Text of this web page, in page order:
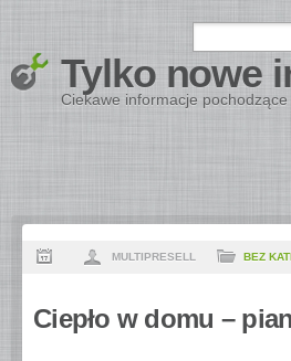
Tylko nowe
Ciekawe informacje pochodzące
MULTIPRESELL BEZ
Ciepło w domu –